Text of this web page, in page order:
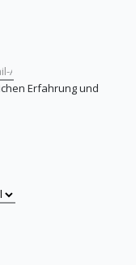
Erfahrung und